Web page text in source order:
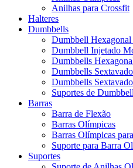
Anilhas para Crossfit
Halteres
Dumbbells
Dumbbell Hexagonal
Dumbbell Injetado
Dumbbells
Dumbbells
Dumbbells
Suportes de
Barras
Barra de Flexão
Barras Olímpicas
Barras Olímpicas
Suporte para Barra
Suportes